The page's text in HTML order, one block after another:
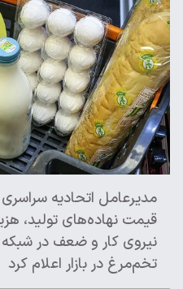
مدیرعامل اتحادیه
قیمت نهاده‌های تولید،
نیروی کار و ضعف در شبکه
تخم‌مرغ در بازار اعلام کرد